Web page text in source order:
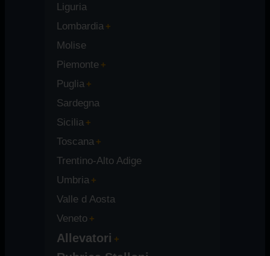
Liguria
Lombardia
Molise
Piemonte
Puglia
Sardegna
Sicilia
Toscana
Trentino-Alto Adige
Umbria
Valle d Aosta
Veneto
Allevatori